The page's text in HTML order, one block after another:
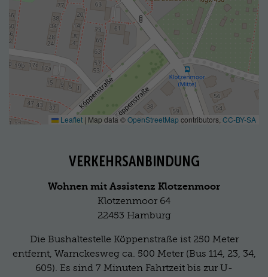
Leaflet | Map data ©OpenStreetMap contributors, CC-BY-SA
VERKEHRSANBINDUNG
Wohnen mit Assistenz Klotzenmoor
Klotzenmoor 64
22453 Hamburg
Die Bushaltestelle Köppenstraße ist 250 Meter
entfernt, Warnckesweg ca. 500 Meter (Bus 114, 23, 34,
605). Es sind 7 Minuten Fahrtzeit bis zur U-